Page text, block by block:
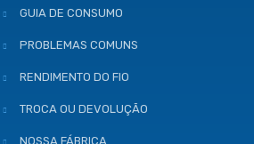
GUIA DE CONSUMO
PROBLEMAS COMUNS
RENDIMENTO DO FIO
TROCA OU DEVOLUÇÃO
NOSSA FÁBRICA